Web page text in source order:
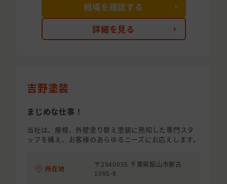
詳細を見る
相場を確認する
吉野塗装
まじめな仕事！
当社は、屋根、外壁塗り替え塗装に熟知した専門スタ
ッフを構え、お客様のあらゆるニーズにお応えします。
所在地
〒2940055 千葉県館山市那古
1095-8